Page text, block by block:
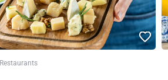
Restaurants